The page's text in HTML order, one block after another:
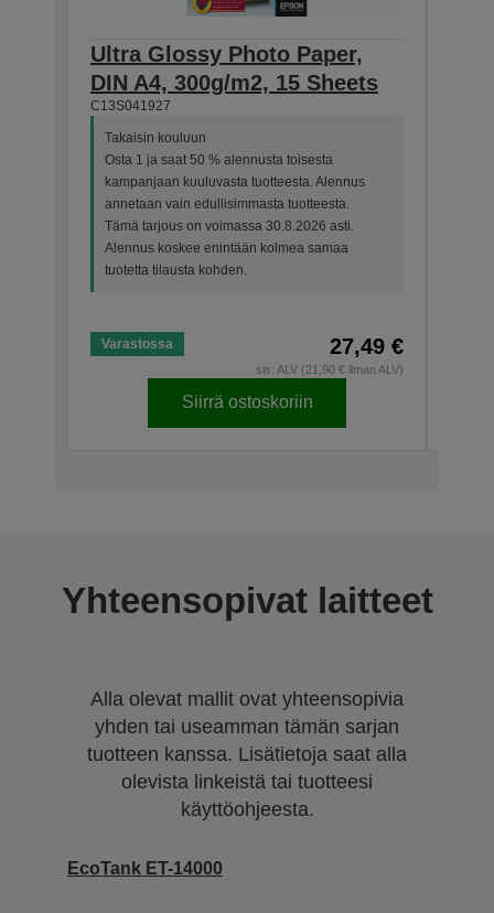
Ultra Glossy Photo Paper,
DIN A4, 300g/m2, 15 Sheets
C13S041927
Takaisin kouluun
Osta 1 ja saat 50 % alennusta toisesta
kampanjaan kuuluvasta tuotteesta. Alennus
annetaan vain edullisimmasta tuotteesta.
Tämä tarjous on voimassa 30.8.2026 asti.
Alennus koskee enintään kolmea samaa
tuotetta tilausta kohden.
Varastossa 27,49 €
sis. ALV (21,90 € ilman ALV)
Siirrä ostoskoriin
Yhteensopivat laitteet
Alla olevat mallit ovat yhteensopivia
yhden tai useamman tämän sarjan
tuotteen kanssa. Lisätietoja saat alla
olevista linkeistä tai tuotteesi
käyttöohjeesta.
EcoTank ET-14000